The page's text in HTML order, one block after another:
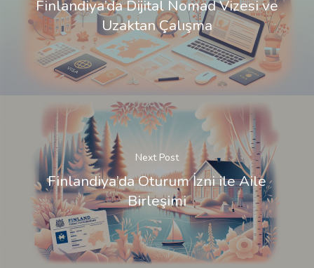
Finlandiya’da Dijital Nomad Vizesi ve
Uzaktan Çalışma
Next Post
Finlandiya’da Oturum İzni ile Aile
Birleşimi